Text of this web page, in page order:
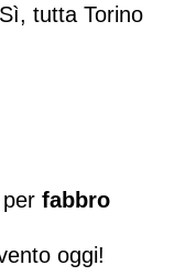
tutta Torino
per fabbro
oggi!